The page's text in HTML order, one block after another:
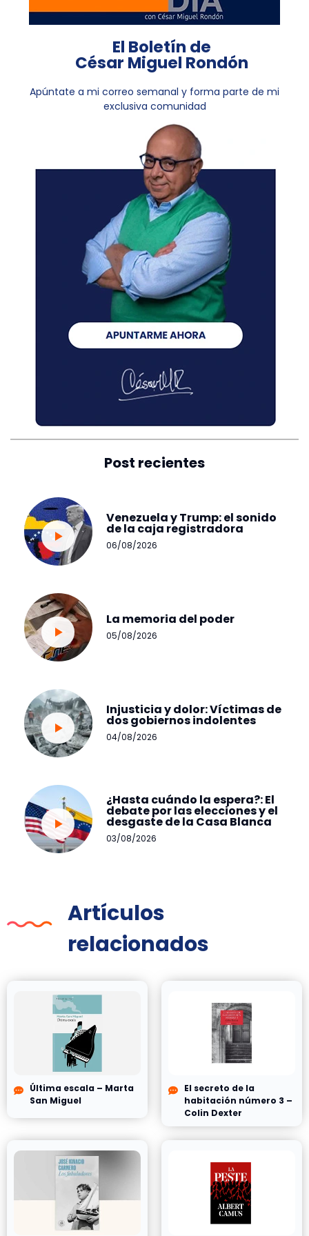
El Boletín de
César Miguel Rondón
Apúntate a mi correo semanal y forma parte de mi
exclusiva comunidad
Post recientes
Venezuela y Trump: el sonido
de la caja registradora
06/08/2026
La memoria del poder
05/08/2026
Injusticia y dolor: Víctimas de
dos gobiernos indolentes
04/08/2026
¿Hasta cuándo la espera?: El
debate por las elecciones y el
desgaste de la Casa Blanca
03/08/2026
Artículos
relacionados
Última escala – Marta
San Miguel
El secreto de la
habitación número 3 –
Colin Dexter